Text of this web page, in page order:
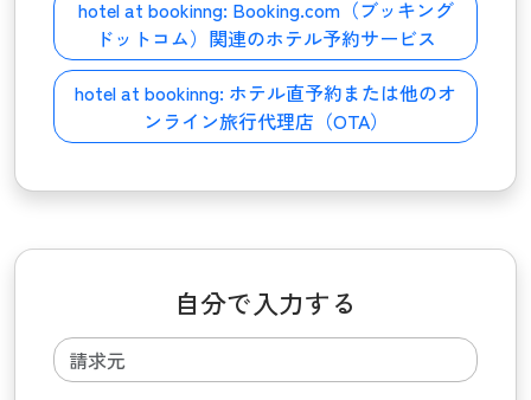
hotel at bookinng: Booking.com（ブッキング
ドットコム）関連のホテル予約サービス
hotel at bookinng: ホテル直予約または他のオ
ンライン旅行代理店（OTA）
自分で入力する